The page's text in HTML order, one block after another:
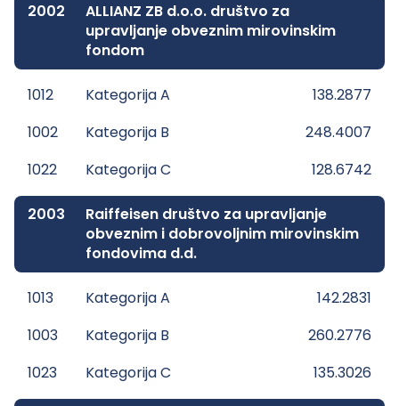
2002
ALLIANZ ZB d.o.o. društvo za
upravljanje obveznim mirovinskim
fondom
1012 Kategorija A
138.2877
1002
Kategorija B
248.4007
1022
Kategorija C 128.6742
2003
Raiffeisen društvo za upravljanje
obveznim i dobrovoljnim mirovinskim
fondovima d.d.
1013 Kategorija A
142.2831
1003
Kategorija B
260.2776
1023
Kategorija C 135.3026